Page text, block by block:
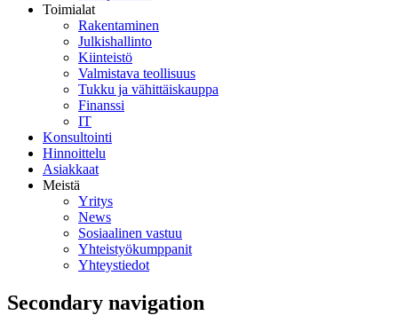
Toimialat
Rakentaminen
Julkishallinto
Kiinteistö
Valmistava teollisuus
Tukku ja vähittäiskauppa
Finanssi
IT
Konsultointi
Hinnoittelu
Asiakkaat
Meistä
Yritys
News
Sosiaalinen vastuu
Yhteistyökumppanit
Yhteystiedot
Secondary navigation